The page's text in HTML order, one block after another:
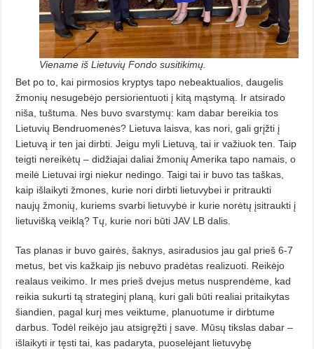
Viename iš Lietuvių Fondo susitikimų.
Bet po to, kai pirmosios kryptys tapo nebeaktualios, daugelis
žmonių nesugebėjo persiorientuoti į kitą mąstymą. Ir atsirado
niša, tuštuma. Nes buvo svarstymų: kam dabar bereikia tos
Lietuvių Bendruomenės? Lietuva laisva, kas nori, gali grįžti į
Lietuvą ir ten jai dirbti. Jeigu myli Lietuvą, tai ir važiuok ten. Taip
teigti nereikėtų – didžiajai daliai žmonių Amerika tapo namais, o
meilė Lietuvai irgi niekur nedingo. Taigi tai ir buvo tas taškas,
kaip išlaikyti žmones, kurie nori dirbti lietuvybei ir pritraukti
naujų žmonių, kuriems svarbi lietuvybė ir kurie norėtų įsitraukti į
lietuvišką veiklą? Tų, kurie nori būti JAV LB dalis.
Tas planas ir buvo gairės, šaknys, asiradusios jau gal prieš 6-7
metus, bet vis kažkaip jis nebuvo pradėtas realizuoti. Reikėjo
realaus veikimo. Ir mes prieš dvejus metus nusprendėme, kad
reikia sukurti tą strateginį planą, kuri gali būti realiai pritaikytas
šiandien, pagal kurį mes veiktume, planuotume ir dirbtume
darbus. Todėl reikėjo jau atsigręžti į save. Mūsų tikslas dabar –
išlaikyti ir tęsti tai, kas padaryta, puoselėjant lietuvybę